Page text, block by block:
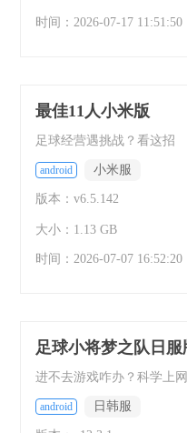
时间： 2026-07-17 11:51:50
最佳11人小米版
足球经营遇挑战？看这招
android 小米服
版本：v6.5.142
大小：1.13 GB
时间： 2026-07-07 16:52:20
足球小将梦之队日服
进不去游戏咋办？科学上网
android 日韩服